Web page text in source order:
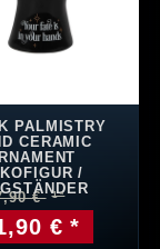
PALMISTRY
CERAMIC
/
€
€ *